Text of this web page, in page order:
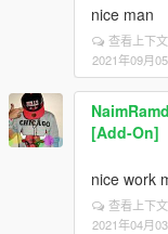
nice man
查看上下文
2021年09月
[Add-On]
nice work
查看上下文
2021年04月